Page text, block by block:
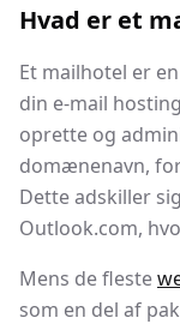
Hvad er et
Et mailhotel er
din e-mail
oprette og
domænenavn,
Dette adskiller
Outlook.com,
Mens de fleste
som en del af